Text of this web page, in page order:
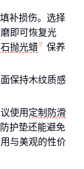
补损伤。选择
即可恢复光
抛光蜡
保养
保持木纹质感
使用 定制防滑
护垫还能避免
与美观的性价